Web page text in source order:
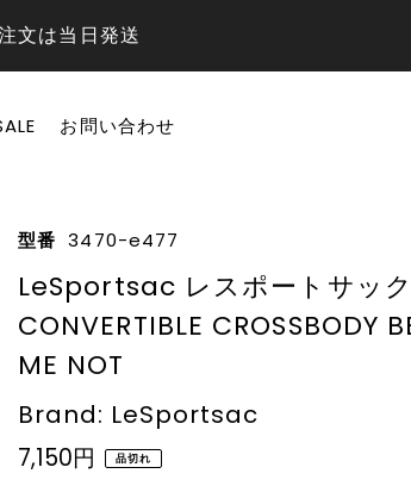
文は当日発送
お問い合わせ
型番 3470-e477
LeSportsac レスポートサッ
CONVERTIBLE CROSSBODY
ME NOT
Brand: LeSportsac
7,150円 品切れ